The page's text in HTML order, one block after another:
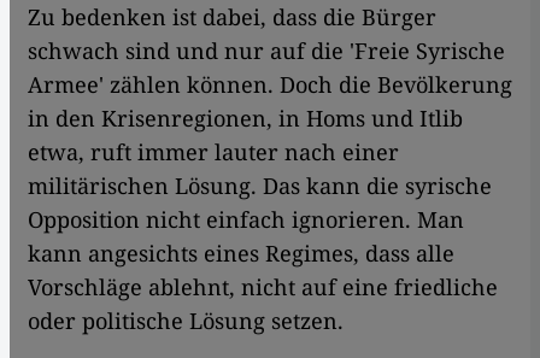
Zu bedenken ist dabei, dass die Bürger
schwach sind und nur auf die 'Freie Syrische
Armee' zählen können. Doch die Bevölkerung
in den Krisenregionen, in Homs und Itlib
etwa, ruft immer lauter nach einer
militärischen Lösung. Das kann die syrische
Opposition nicht einfach ignorieren. Man
kann angesichts eines Regimes, dass alle
Vorschläge ablehnt, nicht auf eine friedliche
oder politische Lösung setzen.